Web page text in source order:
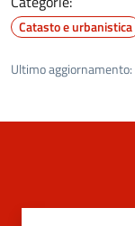
Catasto e urbanistica
Ultimo aggiornamento: